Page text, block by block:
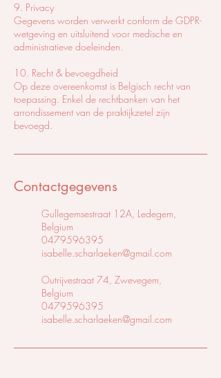
9. Privacy
Gegevens worden verwerkt conform de GDPR-
wetgeving en uitsluitend voor medische en
administratieve doeleinden.
10. Recht & bevoegdheid
Op deze overeenkomst is Belgisch recht van
toepassing. Enkel de rechtbanken van het
arrondissement van de praktijkzetel zijn
bevoegd.
Contactgegevens
Gullegemsestraat 12A, Ledegem,
Belgium
0479596395
isabelle.scharlaeken@gmail.com
Outrijvestraat 74, Zwevegem,
Belgium
0479596395
isabelle.scharlaeken@gmail.com